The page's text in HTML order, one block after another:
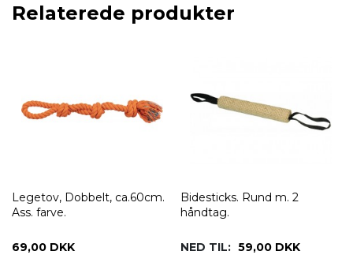
Relaterede produkter
Bidesticks. Rund m. 2
håndtag.
NED TIL: 59,00 DKK
Legetov, 4 knuder.
59,00 DKK